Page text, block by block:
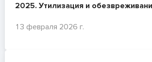
2025. Утилизация и
13 февраля 2026 г.